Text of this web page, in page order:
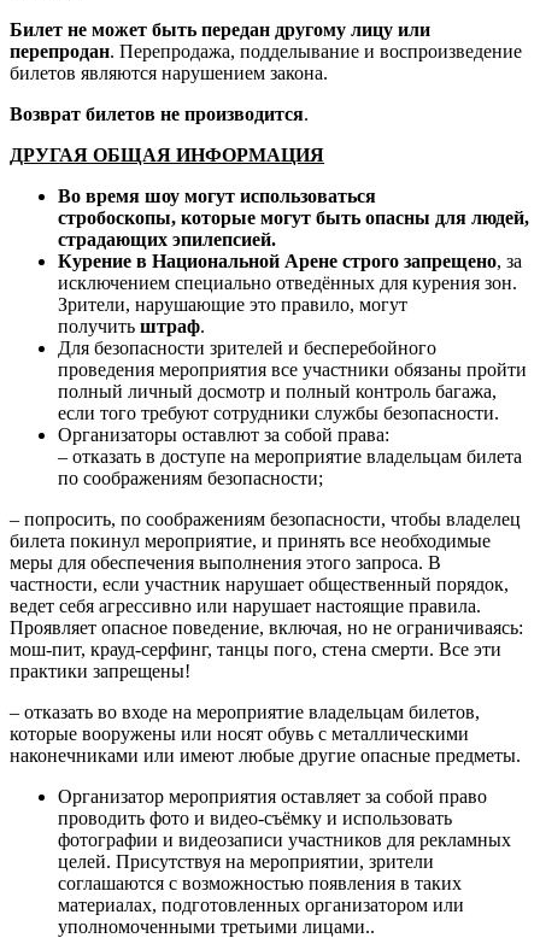
Билет не может быть передан другому лицу или
перепродан. Перепродажа, подделывание и воспроизведение
билетов являются нарушением закона.
Возврат билетов не производится.
ДРУГАЯ ОБЩАЯ ИНФОРМАЦИЯ
Во время шоу могут использоваться
стробоскопы, которые могут быть опасны для людей,
страдающих эпилепсией.
Курение в Национальной Арене строго запрещено, за
исключением специально отведённых для курения зон.
Зрители, нарушающие это правило, могут
получить штраф.
Для безопасности зрителей и бесперебойного
проведения мероприятия все участники обязаны пройти
полный личный досмотр и полный контроль багажа,
если того требуют сотрудники службы безопасности.
Организаторы оставлют за собой права:
– отказать в доступе на мероприятие владельцам билета
по соображениям безопасности;
– попросить, по соображениям безопасности, чтобы владелец
билета покинул мероприятие, и принять все необходимые
меры для обеспечения выполнения этого запроса. В
частности, если участник нарушает общественный порядок,
ведет себя агрессивно или нарушает настоящие правила.
Проявляет опасное поведение, включая, но не ограничиваясь:
мош-пит, крауд-серфинг, танцы пого, стена смерти. Все эти
практики запрещены!
– отказать во входе на мероприятие владельцам билетов,
которые вооружены или носят обувь с металлическими
наконечниками или имеют любые другие опасные предметы.
Организатор мероприятия оставляет за собой право
проводить фото и видео-съёмку и использовать
фотографии и видеозаписи участников для рекламных
целей. Присутствуя на мероприятии, зрители
соглашаются с возможностью появления в таких
материалах, подготовленных организатором или
уполномоченными третьими лицами..